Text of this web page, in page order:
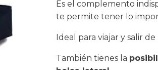
Es el complemento
te permite tener lo
Ideal para viajar y salir de
También tienes la